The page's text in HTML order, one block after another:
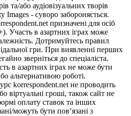
та/або аудіовізуальних творів
Images - суворо забороняється.
призначені для осіб
Участь в азартних іграх може
Дотримуйтесь правил
гри. При виявленні перших
зверніться до спеціаліста.
в азартних іграх не може бути
альтернативою роботі.
korrespondent.net не проводить
віртуальні гроші, також сайт не
оплату ставок та інших
можуть бути пов’язані з